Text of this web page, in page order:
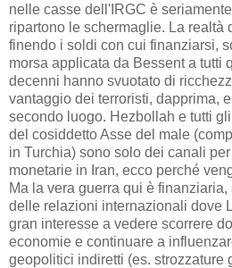
nelle casse dell'IRGC è
ripartono le schermaglie. La realtà
finendo i soldi con cui finanziarsi,
morsa applicata da Bessent a tutti
decenni hanno svuotato di
vantaggio dei terroristi, dapprima,
secondo luogo. Hezbollah e tutti
del cosiddetto Asse del male
in Turchia) sono solo dei canali
monetarie in Iran, ecco perché
Ma la vera guerra qui è
delle relazioni internazionali dove
gran interesse a vedere scorrere
economie e continuare a
geopolitici indiretti (es. strozzature